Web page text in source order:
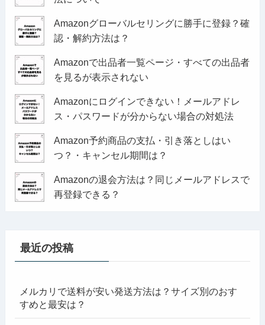
Amazonグローバルセリングに勝手に登録？確
認・解約方法は？
Amazonで出品者一覧ページ・すべての出品者
を見るが表示されない
Amazonにログインできない！メールアドレ
ス・パスワードが分からない場合の対処法
Amazon予約商品の支払・引き落としはい
つ？・キャンセル期間は？
Amazonの退会方法は？同じメールアドレスで
再登録できる？
最近の投稿
メルカリで送料が安い発送方法は？サイズ別のおす
すめと最安は？